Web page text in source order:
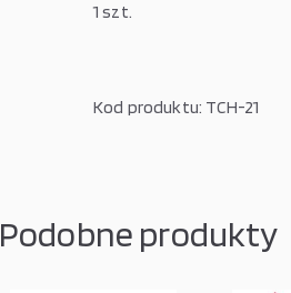
1 szt.
Kod produktu: TCH-21
Podobne produkty